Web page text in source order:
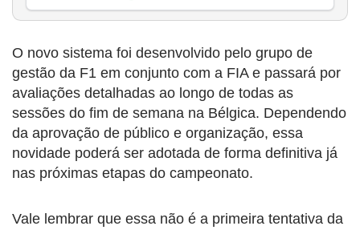
O novo sistema foi desenvolvido pelo grupo de
gestão da F1 em conjunto com a FIA e passará por
avaliações detalhadas ao longo de todas as
sessões do fim de semana na Bélgica. Dependendo
da aprovação de público e organização, essa
novidade poderá ser adotada de forma definitiva já
nas próximas etapas do campeonato.
Vale lembrar que essa não é a primeira tentativa da